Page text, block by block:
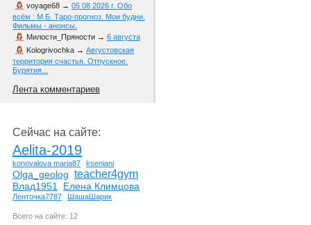
voyage68 → 05 08 2026 г. Обо
всём : М Б. Таро-прогноз. Мои будни.
Фильмы - анонсы.
Милости_Пряности → 6 августа
Kologrivochka → Августовская
территория счастья. Отпускное.
Бурятия...
Лента комментариев
Сейчас на сайте:
Aelita-2019
konovalova maria87 kseniani
Olga_geolog teacher4gym
Влад1951 Елена Климцова
Ленточка7787 ШашаШарик
Всего на сайте: 12